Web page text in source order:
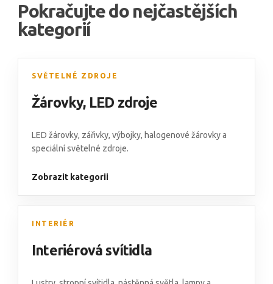
Pokračujte do nejčastějších
kategorií
SVĚTELNÉ ZDROJE
Žárovky, LED zdroje
LED žárovky, zářivky, výbojky, halogenové žárovkya
speciální světelné zdroje.
Zobrazit kategorii
INTERIÉR
Interiérová svítidla